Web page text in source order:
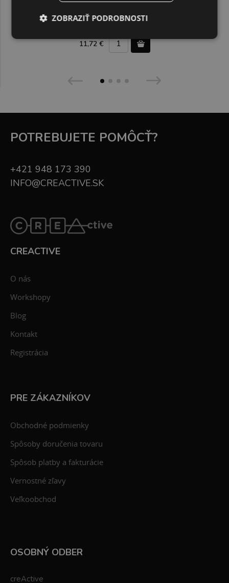
Derwent, sada burnisher + blender
11,72 €
POTREBUJETE POMÔCŤ?
+421 948 173 390
INFO@CREACTIVE.SK
CREACTIVE
O nás
Workshopy
Blog
Kontakt
Registrácia
PRE ZÁKAZNÍKOV
Obchodné podmienky
Spôsoby doručenia tovaru
Spôsob platby a fakturácie
Vernostné zľavy
Veľkoobchod
OSOBNÝ ODBER
creActive
ZOBRAZIŤ PODROBNOSTI